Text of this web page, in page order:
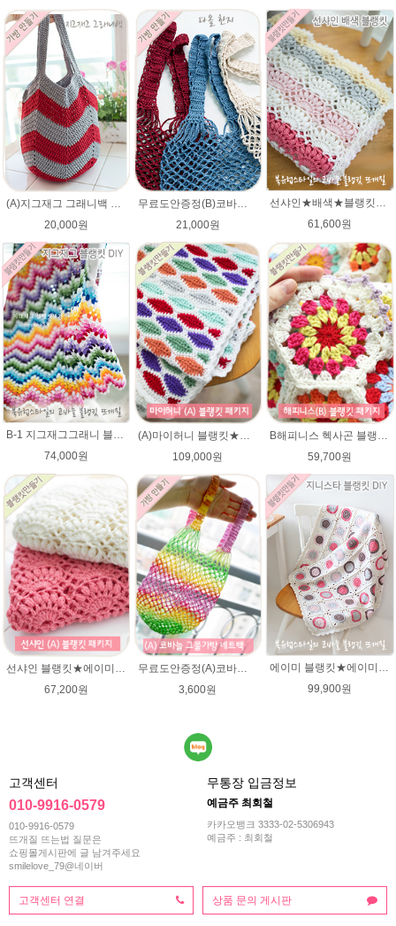
(A)지그재그 그래니백 배색 코바늘뜨기 아리아 가방 뜨개실 뜨개질 DIY
20,000원
무료도안증정(B)코바늘 그물가방 네트백 패키지 (종이도안+ ★다올한지 3타래)/코바늘가방/코바늘 그물가방 도안/그물백 니트가방/코바늘뜨기
21,000원
61,600원
B-1 지그재그그래니 블랭킷★메리노퓨어울 뜨개실 코바늘뜨기(뜨개실 20타래+도안증정)/봄 블랭킷뜨기/가을 북유럽블랭킷 뜨개질
74,000원
(A)마이허니 블랭킷★에이미울 뜨개실DIY 손뜨개무릎담요/ 코바늘블랭킷
109,000원
B해피니스 헥사곤 블랭킷뜨기★메리노퓨어울 DIY 재료 패키지(뜨개실 15타래+도안증정)/봄 블랭킷뜨기 / 가을 북유럽블랭킷 코바늘뜨기
59,700원
선샤인 블랭킷★에이미울 뜨개실 DIY 아기이불 코바늘뜨기/베이비 이불뜨기 / 손뜨개블랭킷 부드러운 털실
67,200원
무료도안증정(A)코바늘 그물가방 네트백 패키지 (종이도안+ 엘레강스 1타래)/코바늘가방/코바늘 그물가방 도안/그물백 니트가방/면사/여름뜨개실 미스바틱/코바늘뜨기
3,600원
에이미 블랭킷★에이미울 뜨개실DIY 북유럽블랭킷 코바늘뜨기/손뜨개블랭킷 부드러운 털실
99,900원
고객센터
010-9916-0579
010-9916-0579
뜨개질 뜨는법 질문은
쇼핑몰게시판에 글 남겨주세요
smilelove_79@네이버
무통장 입금정보
예금주 최회철
카카오뱅크 3333-02-5306943
예금주 : 최회철
고객센터 연결 상품 문의 게시판